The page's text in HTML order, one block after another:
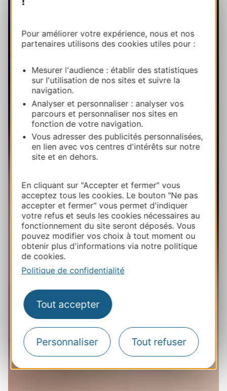
Pour améliorer votre expérience, nous et nos
partenaires utilisons des cookies utiles pour :
Mesurer l'audience : établir des statistiques
sur l'utilisation de nos sites et suivre la
navigation.
Analyser et personnaliser : analyser vos
parcours et personnaliser nos sites en
fonction de votre navigation.
Vous adresser des publicités personnalisées,
en lien avec vos centres d'intérêts sur notre
site et en dehors.
En cliquant sur "Accepter et fermer" vous
acceptez tous les cookies. Le bouton "Ne pas
accepter et fermer" vous permet d'indiquer
votre refus et seuls les cookies nécessaires au
fonctionnement du site seront déposés. Vous
pouvez modifier vos choix à tout moment ou
obtenir plus d'informations via notre politique
de cookies.
Politique de confidentialité
Tout accepter
Personnaliser Tout refuser